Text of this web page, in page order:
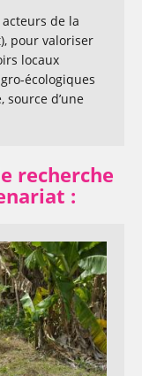
acteurs de la
pour valoriser
locaux
écologiques
d’une
recherche
: